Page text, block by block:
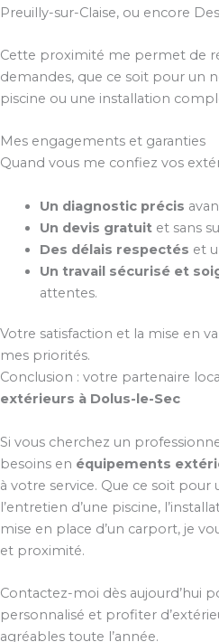
Preuilly-sur-Claise, ou encore
Cette proximité me permet de
demandes, que ce soit pour un
piscine ou une installation
Mes engagements et garanties
Quand vous me confiez vos
Un diagnostic précis
Un devis gratuitet sans
Des délais respectés et
Un travail sécurisé et
attentes.
Votre satisfaction et la mise en
mes priorités.
Conclusion : votre partenaire
extérieurs à Dolus-le-Sec
Si vous cherchez un
besoins en équipements
à votre service. Que ce soit pour
l’entretien d’une piscine,
mise en place d’un carport, je
et proximité.
Contactez-moi dès aujourd’hui
personnalisé et profiter
agréables toute l’année.